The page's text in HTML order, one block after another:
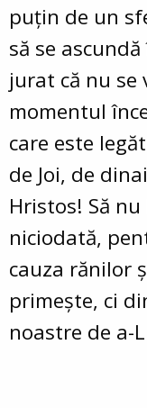
puţin de un
să se
jurat că nu se
momentul
care este
de Joi, de
Hristos! Să
niciodată,
cauza rănilor
primeşte, ci
noastre de a-